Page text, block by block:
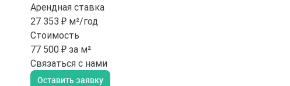
Арендная ставка
27 353 ₽ м²/год
Стоимость
77 500 ₽ за м²
Связаться с нами
Оставить заявку